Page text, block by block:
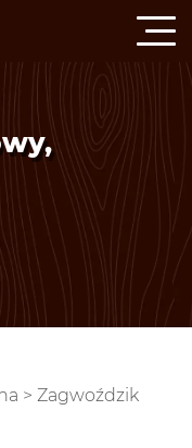
> Zagwoździk